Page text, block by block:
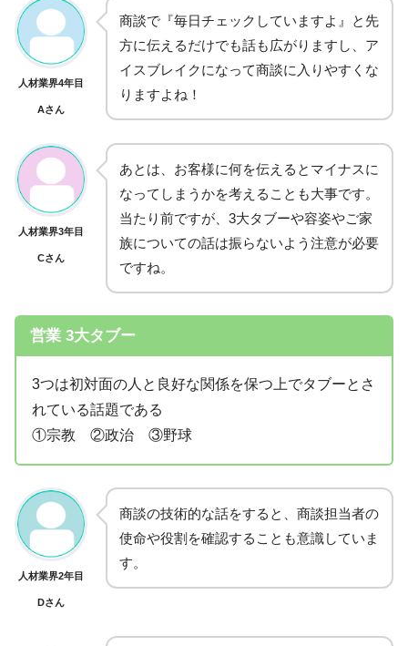
人材業界4年目
Aさん
商談で『毎日チェックしていますよ』と先
方に伝えるだけでも話も広がりますし、ア
イスブレイクになって商談に入りやすくな
りますよね！
人材業界3年目
Cさん
あとは、お客様に何を伝えるとマイナスに
なってしまうかを考えることも大事です。
当たり前ですが、3大タブーや容姿やご家
族についての話は振らないよう注意が必要
ですね。
営業 3大タブー
3つは初対面の人と良好な関係を保つ上でタブーとさ
れている話題である
①宗教 ②政治 ③野球
人材業界2年目
Dさん
商談の技術的な話をすると、商談担当者の
使命や役割を確認することも意識していま
す。